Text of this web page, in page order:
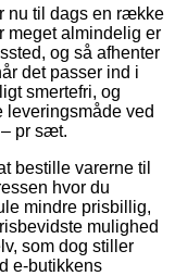
nu til dags en række
meget almindelig er
og så afhenter
det passer ind i
smertefri, og
leveringsmåde ved
pr sæt.
bestille varerne til
hvor du
mindre prisbillig,
mulighed
som dog stiller
e-butikkens